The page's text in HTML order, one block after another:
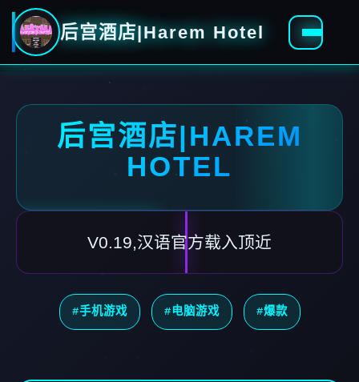
后宫酒店|Harem Hotel
后宫酒店|HAREM
HOTEL
V0.19,汉语官方载入顶近
#手机游戏 #电脑游戏 #爆款